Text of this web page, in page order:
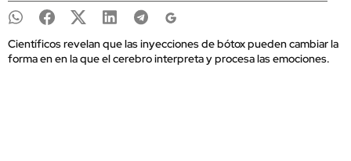
Científicos revelan que las inyecciones de bótox pueden cambiar la
forma en en la que el cerebro interpreta y procesa las emociones.